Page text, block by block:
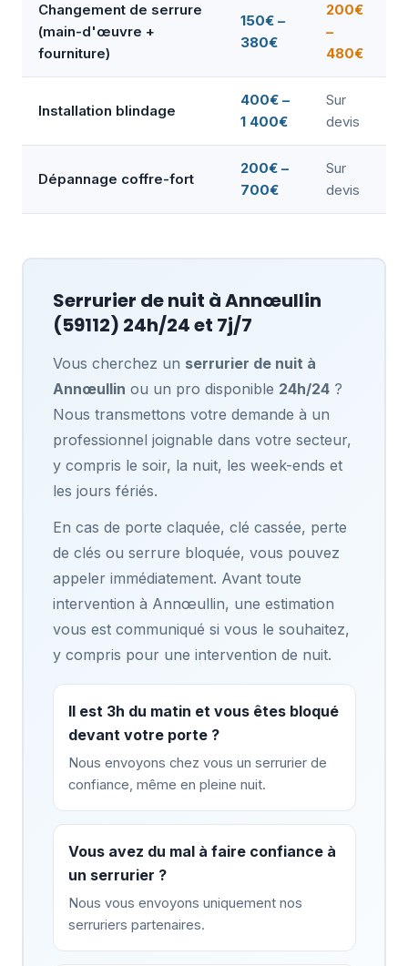
Changement de serrure
(main-d'œuvre +
fourniture)
150€ –
380€
200€
–
480€
Installation blindage
400€ –
1 400€
Sur
devis
Dépannage coffre-fort
200€ –
700€
Sur
devis
Serrurier de nuit àAnnœullin
(59112) 24h/24 et 7j/7
Vous cherchez un serrurier de nuit à
Annœullin ou un pro disponible 24h/24?
Nous transmettons votre demande à un
professionnel joignable dans votre secteur,
y compris le soir, la nuit, les week-ends et
les jours fériés.
En cas de porte claquée, clé cassée, perte
de clés ou serrure bloquée, vous pouvez
appeler immédiatement. Avant toute
intervention à Annœullin, une estimation
vous est communiqué si vous le souhaitez,
y compris pour une intervention de nuit.
Il est 3h du matin et vous êtes bloqué
devant votre porte ?
Nous envoyons chez vous un serrurier de
confiance, même en pleine nuit.
Vous avez du mal à faire confiance à
un serrurier ?
Nous vous envoyons uniquement nos
serruriers partenaires.